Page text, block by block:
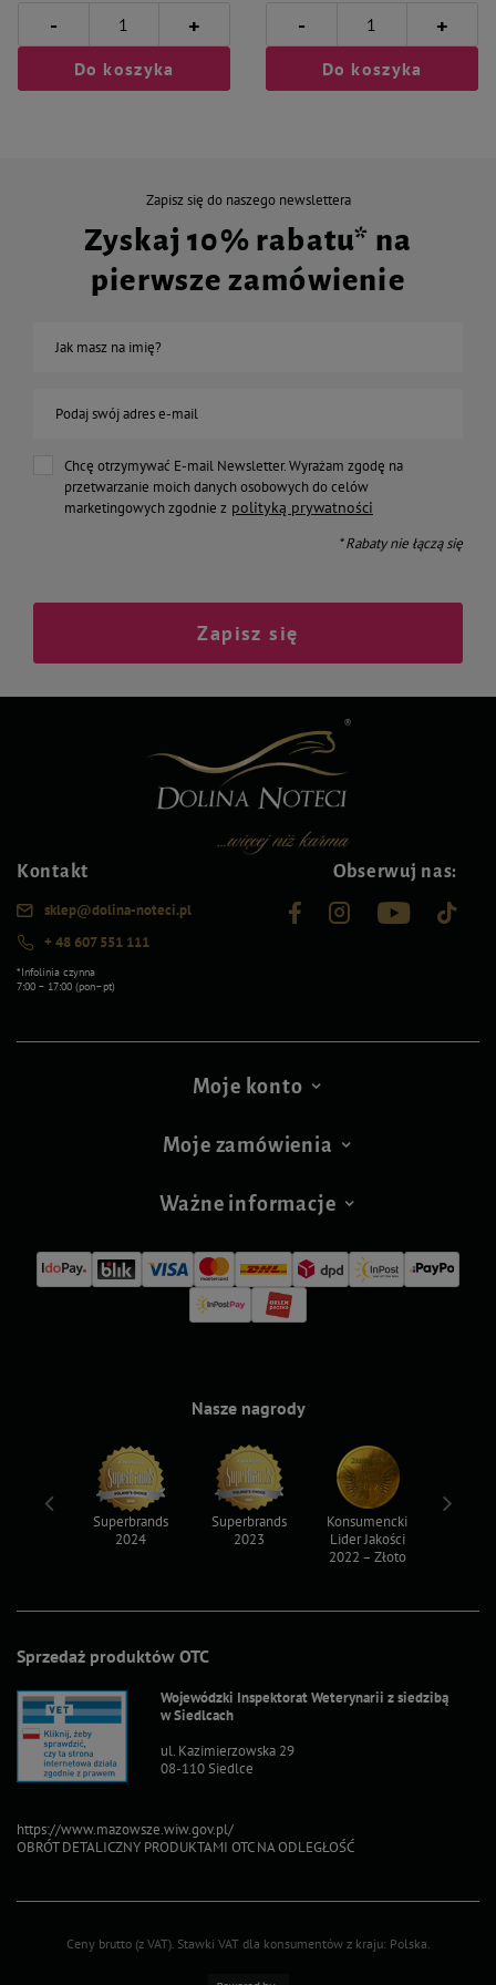
- +
Do koszyka
- +
Do koszyka
Zapisz się do naszego newslettera
Zyskaj 10% rabatu* na
pierwsze zamówienie
Jak masz na imię?
Podaj swój adres e-mail
Chcę otrzymywać E-mail Newsletter. Wyrażam zgodę na
przetwarzanie moich danych osobowych do celów
marketingowych zgodnie z polityką prywatności
* Rabaty nie łączą się
Zapisz się
Kontakt
sklep@dolina-noteci.pl
+ 48 607 551 111
*Infolinia czynna
7:00 – 17:00 (pon–pt)
Obserwuj nas:
Moje konto
Moje zamówienia
Ważne informacje
Sprzedaż produktów OTC
Wojewódzki Inspektorat Weterynarii z siedzibą
w Siedlcach
ul. Kazimierzowska 29
08-110 Siedlce
https://www.mazowsze.wiw.gov.pl/
OBRÓT DETALICZNY PRODUKTAMI OTC NA ODLEGŁOŚĆ
Nasze nagrody
Superbrands
2024
Superbrands
2023
Konsumencki
Lider Jakości
2022 – Złoto
Ceny brutto (z VAT). Stawki VAT dla konsumentów z kraju: Polska